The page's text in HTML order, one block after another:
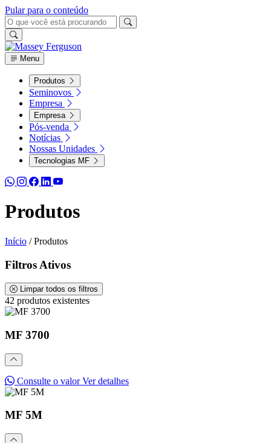
Pular para o conteúdo
Menu
Produtos
Seminovos
Empresa
Empresa
Pós-venda
Notícias
Nossas Unidades
Tecnologias MF
Produtos
Início / Produtos
Filtros Ativos
Limpar todos os filtros
42 produtos existentes
MF 3700
Consulte o valorVer detalhes
MF 5M